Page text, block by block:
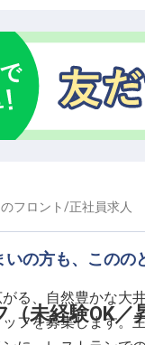
の前にゆったり過
を眺めながら、優
未経験OK／
のフロント /正社員求人
の方も、この
る、自然豊かな大
フを募集します。